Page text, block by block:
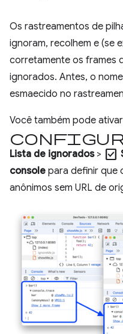
Os rastreamentos de
ignoram, recolhem e (se
corretamente os frames
ignorados. Antes, o
esmaecido no
Você também pode
Lista de ignorados> check_box
console para definir que
anônimos sem URL de